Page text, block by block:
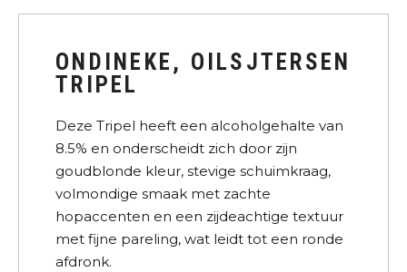
ONDINEKE, OILSJTERSEN
TRIPEL
Deze Tripel heeft een alcoholgehalte van
8.5% en onderscheidt zich door zijn
goudblonde kleur, stevige schuimkraag,
volmondige smaak met zachte
hopaccenten en een zijdeachtige textuur
met fijne pareling, wat leidt tot een ronde
afdronk.